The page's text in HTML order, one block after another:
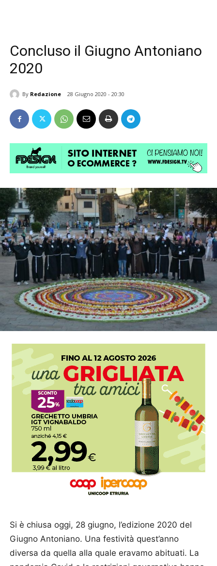
Concluso il Giugno Antoniano
2020
By Redazione 28 Giugno 2020 - 20:30
Si è chiusa oggi, 28 giugno, l’edizione 2020 del
Giugno Antoniano. Una festività quest’anno
diversa da quella alla quale eravamo abituati. La